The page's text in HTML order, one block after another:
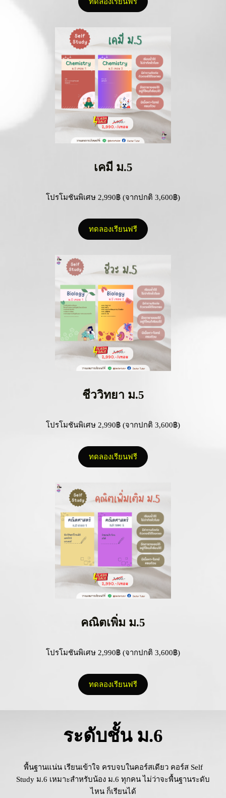
เคมี ม.5
โปรโมชันพิเศษ 2,990฿ (จากปกติ 3,600฿)
ทดลองเรียนฟรี
ชีววิทยา ม.5
โปรโมชันพิเศษ 2,990฿ (จากปกติ 3,600฿)
ทดลองเรียนฟรี
คณิตเพิ่ม ม.5
โปรโมชันพิเศษ 2,990฿ (จากปกติ 3,600฿)
ทดลองเรียนฟรี
ระดับชั้น ม.6
พื้นฐานแน่น เรียนเข้าใจ ครบจบในคอร์สเดียว คอร์ส Self
Study ม.6 เหมาะสำหรับน้อง ม.6 ทุกคน ไม่ว่าจะพื้นฐานระดับ
ไหน ก็เรียนได้